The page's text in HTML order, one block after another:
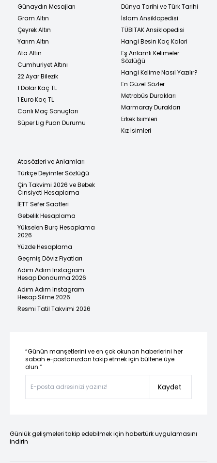
Günaydın Mesajları
Gram Altın
Çeyrek Altın
Yarım Altın
Ata Altın
Cumhuriyet Altını
22 Ayar Bilezik
1 Dolar Kaç TL
1 Euro Kaç TL
Canlı Maç Sonuçları
Süper Lig Puan Durumu
Dünya Tarihi ve Türk Tarihi
İslam Ansiklopedisi
TÜBİTAK Ansiklopedisi
Hangi Besin Kaç Kalori
Eş Anlamlı Kelimeler
Sözlüğü
Hangi Kelime Nasıl Yazılır?
En Güzel Sözler
Metrobüs Durakları
Marmaray Durakları
Erkek İsimleri
Kız İsimleri
Atasözleri ve Anlamları
Türkçe Deyimler Sözlüğü
Çin Takvimi 2026 ve Bebek
Cinsiyeti Hesaplama
İETT Sefer Saatleri
Gebelik Hesaplama
Yükselen Burç Hesaplama
2026
Yüzde Hesaplama
Geçmiş Döviz Fiyatları
Adım Adım Instagram
Hesap Dondurma 2026
Adım Adım Instagram
Hesap Silme 2026
Resmi Tatil Takvimi 2026
“Günün manşetlerini ve en çok okunan haberlerini her
sabah e-postanızdan takip etmek için bültene üye
olun.”
Kaydet
Günlük gelişmeleri takip edebilmek için habertürk uygulamasını
indirin